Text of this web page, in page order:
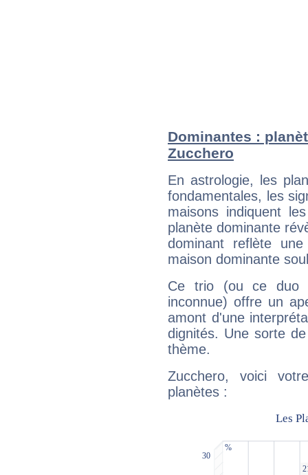
Dominantes :
Zucchero
En astrologie, les
fondamentales, les
maisons indiquent
planète dominante
dominant reflète
maison dominante
Ce trio (ou ce duo
inconnue) offre un
amont d'une
dignités. Une sorte
thème.
Zucchero, voici
planètes :